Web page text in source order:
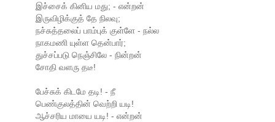
இச்சைக் கினிய மது; - என்றன்
இருவிழிக்குத் தே நிலவு;
நச்சுத்தலைப் பாம்புக் குள்ளே - நல்ல
நாகமணி யுள்ள தென்பார்;
துச்சப்படு நெஞ்சிலே - நின்றன்
சோதி வளரு தடீ!
பேச்சுக் கிடமே தடி! - நீ
பெண்குலத்தின் வெற்றி யடி!
ஆச்சரிய மாயை யடி! - என்றன்